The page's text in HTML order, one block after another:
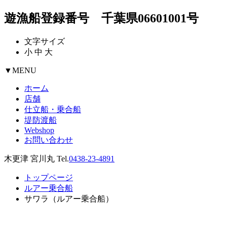
遊漁船登録番号 千葉県06601001号
文字サイズ
小 中 大
▼MENU
ホーム
店舗
仕立船・乗合船
堤防渡船
Webshop
お問い合わせ
木更津 宮川丸 Tel.0438-23-4891
トップページ
ルアー乗合船
サワラ（ルアー乗合船）